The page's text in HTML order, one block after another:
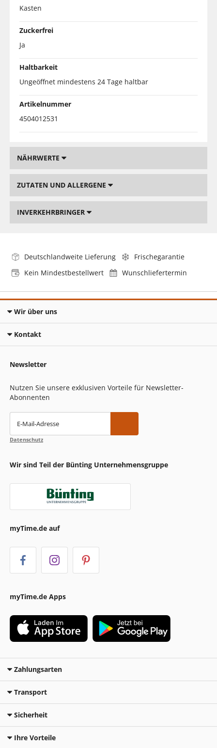
Kasten
Zuckerfrei
Ja
Haltbarkeit
Ungeöffnet mindestens 24 Tage haltbar
Artikelnummer
4504012531
NÄHRWERTE
ZUTATEN UND ALLERGENE
INVERKEHRBRINGER
Deutschlandweite Lieferung
Frischegarantie
Kein Mindestbestellwert
Wunschliefertermin
Wir über uns
Kontakt
Newsletter
Nutzen Sie unsere exklusiven Vorteile für Newsletter-
Abonnenten
E-Mail-Adresse
Datenschutz
Wir sind Teil der Bünting Unternehmensgruppe
myTime.de auf
myTime.de Apps
Zahlungsarten
Transport
Sicherheit
Ihre Vorteile